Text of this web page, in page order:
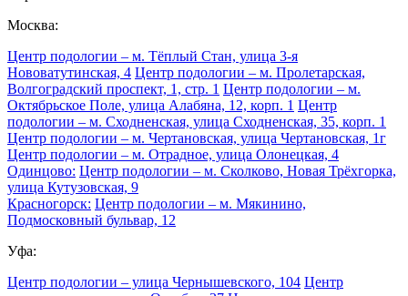
Москва:
Центр подологии – м. Тёплый Стан, улица 3-я
Нововатутинская, 4 Центр подологии – м. Пролетарская,
Волгоградский проспект, 1, стр. 1 Центр подологии – м.
Октябрьское Поле, улица Алабяна, 12, корп. 1 Центр
подологии – м. Сходненская, улица Сходненская, 35, корп. 1
Центр подологии – м. Чертановская, улица Чертановская, 1г
Центр подологии – м. Отрадное, улица Олонецкая, 4
Одинцово: Центр подологии – м. Сколково, Новая Трёхгорка,
улица Кутузовская, 9
Красногорск: Центр подологии – м. Мякинино,
Подмосковный бульвар, 12
Уфа:
Центр подологии – улица Чернышевского, 104 Центр